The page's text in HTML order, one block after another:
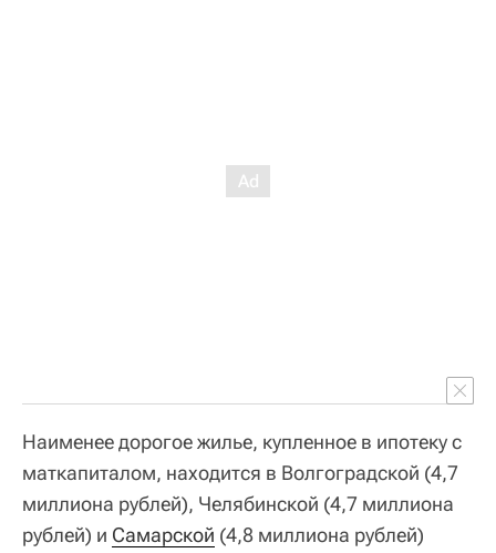
Наименее дорогое жилье, купленное в ипотеку с
маткапиталом, находится в Волгоградской (4,7
миллиона рублей), Челябинской (4,7 миллиона
рублей) и Самарской (4,8 миллиона рублей)